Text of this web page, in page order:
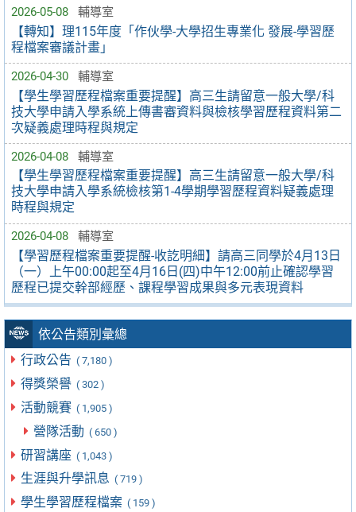
2026-05-08 輔導室
【轉知】理115年度「作伙學-大學招生專業化 發展-學習歷
程檔案審議計畫」
2026-04-30 輔導室
【學生學習歷程檔案重要提醒】高三生請留意一般大學/科
技大學申請入學系統上傳書審資料與檢核學習歷程資料第二
次疑義處理時程與規定
2026-04-08 輔導室
【學生學習歷程檔案重要提醒】高三生請留意一般大學/科
技大學申請入學系統檢核第1-4學期學習歷程資料疑義處理
時程與規定
2026-04-08 輔導室
【學習歷程檔案重要提醒-收訖明細】請高三同學於4月13日
（一）上午00:00起至4月16日(四)中午12:00前止確認學習
歷程已提交幹部經歷、課程學習成果與多元表現資料
依公告類別彙總
行政公告 ( 7,180 )
得獎榮譽 ( 302 )
活動競賽 ( 1,905 )
營隊活動 ( 650 )
研習講座 ( 1,043 )
生涯與升學訊息 ( 719 )
學生學習歷程檔案 ( 159 )